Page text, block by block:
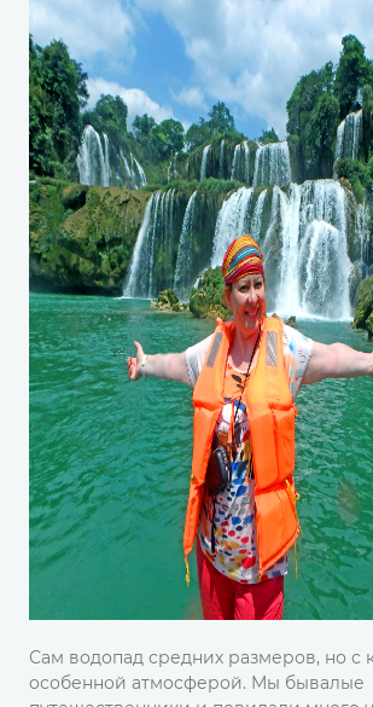
Сам водопад средних размеров, но с
особенной атмосферой. Мы бывалые